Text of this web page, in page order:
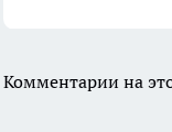
Комментарии на